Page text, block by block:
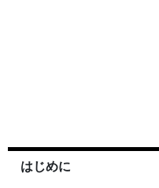
はじめに